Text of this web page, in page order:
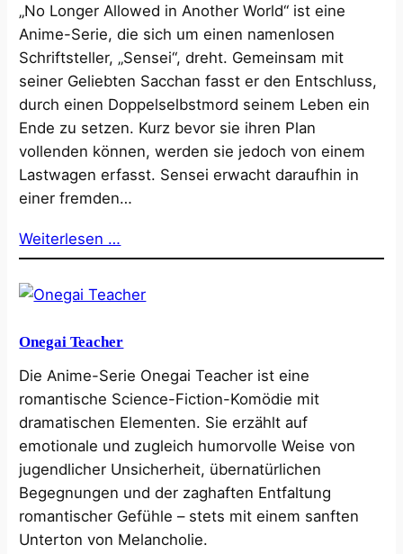
„No Longer Allowed in Another World“ ist eine
Anime-Serie, die sich um einen namenlosen
Schriftsteller, „Sensei“, dreht. Gemeinsam mit
seiner Geliebten Sacchan fasst er den Entschluss,
durch einen Doppelselbstmord seinem Leben ein
Ende zu setzen. Kurz bevor sie ihren Plan
vollenden können, werden sie jedoch von einem
Lastwagen erfasst. Sensei erwacht daraufhin in
einer fremden…
Weiterlesen …
Onegai Teacher
Die Anime-Serie Onegai Teacher ist eine
romantische Science-Fiction-Komödie mit
dramatischen Elementen. Sie erzählt auf
emotionale und zugleich humorvolle Weise von
jugendlicher Unsicherheit, übernatürlichen
Begegnungen und der zaghaften Entfaltung
romantischer Gefühle – stets mit einem sanften
Unterton von Melancholie.